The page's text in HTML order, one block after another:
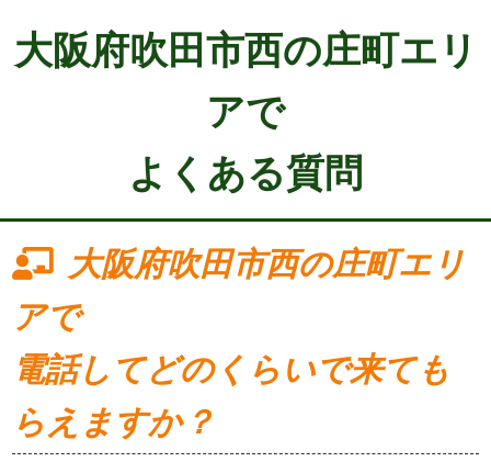
大阪府吹田市西の庄町エリ
アで
よくある質問
大阪府吹田市西の庄町エリ
アで
電話してどのくらいで来ても
らえますか？